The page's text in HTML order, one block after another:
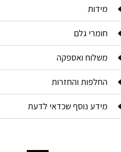
מידות
חומרי גלם
משלוח ואספקה
החלפות והחזרות
מידע נוסף שכדאי לדעת